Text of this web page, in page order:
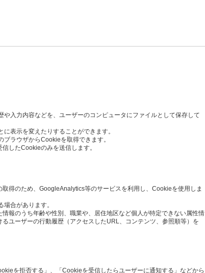
入力内容などを、ユーザーのコンピュータにファイルとして保存して
表示を変えたりすることができます。
ラウザからCookieを取得できます。
したCookieのみを送信します。
得のため、GoogleAnalytics等のサービスを利用し、Cookieを使用しま
合があります。
報のうち年齢や性別、職業や、居住地区など個人が特定できない属性情
ユーザーの行動履歴（アクセスしたURL、コンテンツ、参照順等）を
を拒否する」、「Cookieを受信したらユーザーに通知する」などから